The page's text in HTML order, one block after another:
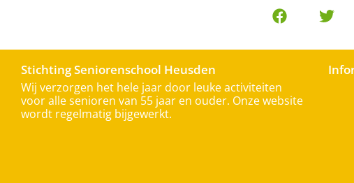
Stichting Seniorenschool Heusden
Wij verzorgen het hele jaar door leuke activiteiten
voor alle senioren van 55 jaar en ouder. Onze website
wordt regelmatig bijgewerkt.